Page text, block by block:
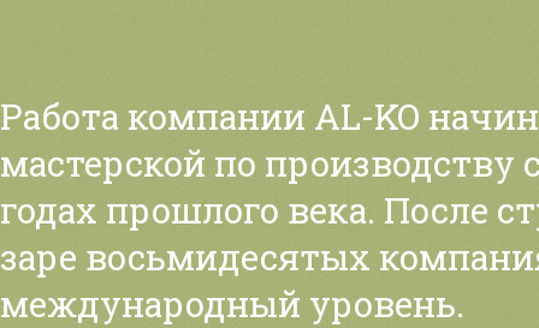
Работа компании AL-KO
мастерской по производству
годах прошлого века. После
заре восьмидесятых
международный уровень.